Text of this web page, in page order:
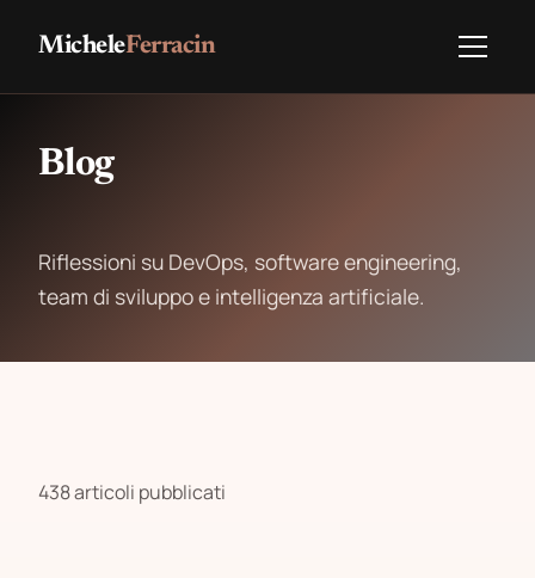
MicheleFerracin
Blog
Riflessioni su DevOps, software engineering,
team di sviluppo e intelligenza artificiale.
438 articoli pubblicati